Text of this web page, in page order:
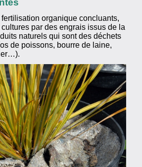
organique concluants,
par des engrais issus de la
naturels qui sont des déchets
de poissons, bourre de laine,